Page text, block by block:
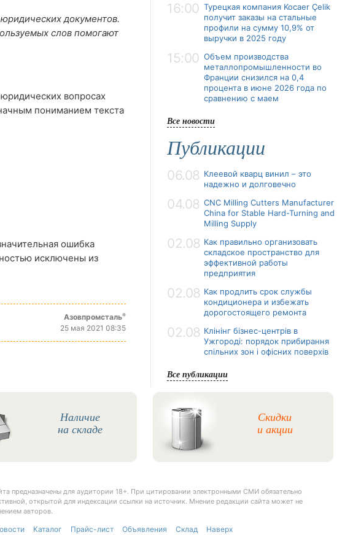
документов.
слов помогают
вопросах
пониманием текста
ошибка
исключены из
Азовпромсталь®
25 мая 2021 08:35
16:00 Турецкая компания Kocaer Çelik
получит заказы на стальные
профили на сумму 10,9% от
выручки в 2025 году
15:00 Объем производства
металлопромышленности во
Франции снизился на 0,4
процента в июне 2026 года по
сравнению с маем
Все новости
Публикации
06.08 Клеевой кварц винил – это
надежно и долговечно
04.08 CNC Milling Cutters Manufacturer
China for Stable Hard-Turning and
Milling Supply
02.08 Как правильно организовать
складское пространство для
эффективной работы
предприятия
02.08 Как продлить срок службы
кондиционера и избежать
дорогостоящего ремонта
02.08 Клінінг бізнес-центрів в
Ужгороді: порядок прибирання
спільних зон і офісних поверхів
Все публикации
Наличие
на складе
Скидки
и акции
предназначены для аудитории 18+. При цитировании электронными СМИ обязательно
открытой для индексации ссылки на источник. Мнение редакции сайта может не
авторов.
Каталог Прайс-лист Объявления Склад Наверх